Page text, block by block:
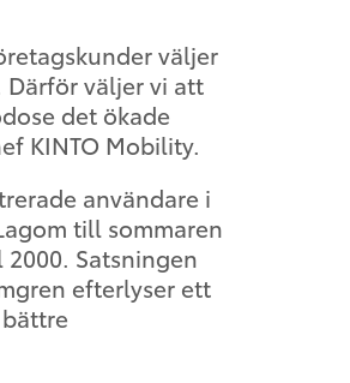
väljer
väljer vi att
det ökade
KINTO Mobility.
användare i
till sommaren
Satsningen
efterlyser ett